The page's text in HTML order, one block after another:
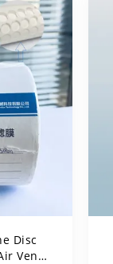
Disc
Vent